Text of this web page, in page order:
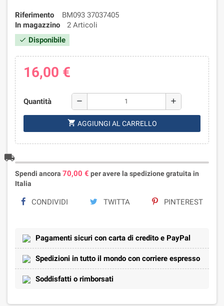
Riferimento
BM093 37037405
In magazzino
2 Articoli
check Disponibile
16,00 €
Quantità remove add
shopping_cart AGGIUNGI AL CARRELLO
local_shipping
Spendi ancora 70,00 € per avere la spedizione gratuita in
Italia
CONDIVIDI TWITTA PINTEREST
Pagamenti sicuri con carta di credito e PayPal
Spedizioni in tutto il mondo con corriere espresso
Soddisfatti o rimborsati